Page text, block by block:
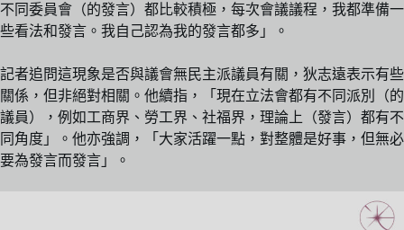
不同委員會（的發言）都比較積極，每次會議議程，我都準備一
些看法和發言。我自己認為我的發言都多」。
記者追問這現象是否與議會無民主派議員有關，狄志遠表示有些
關係，但非絕對相關。他續指，「現在立法會都有不同派別（的
議員），例如工商界、勞工界、社福界，理論上（發言）都有不
同角度」。他亦強調，「大家活躍一點，對整體是好事，但無必
要為發言而發言」。